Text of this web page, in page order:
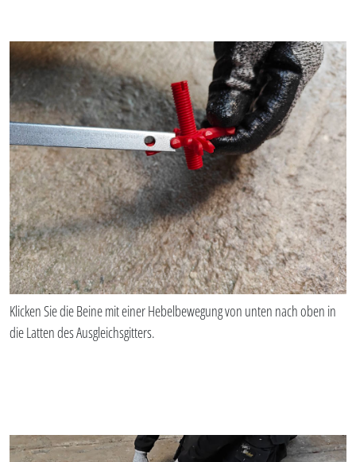
Klicken Sie die Beine mit einer Hebelbewegung von unten nach oben in
die Latten des Ausgleichsgitters.